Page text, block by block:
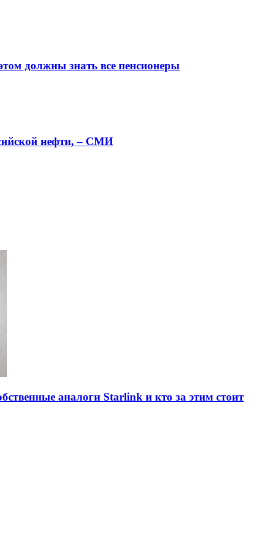
должны знать все пенсионеры
нефти, – СМИ
аналоги Starlink и кто за этим стоит